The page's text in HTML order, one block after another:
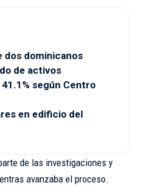
dos dominicanos
de activos
según Centro
en edificio del
de las investigaciones y
avanzaba el proceso.